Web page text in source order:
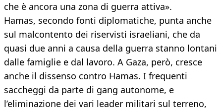
che è ancora una zona di guerra attiva».
Hamas, secondo fonti diplomatiche, punta anche
sul malcontento dei riservisti israeliani, che da
quasi due anni a causa della guerra stanno lontani
dalle famiglie e dal lavoro. A Gaza, però, cresce
anche il dissenso contro Hamas. I frequenti
saccheggi da parte di gang autonome, e
l’eliminazione dei vari leader militari sul terreno,